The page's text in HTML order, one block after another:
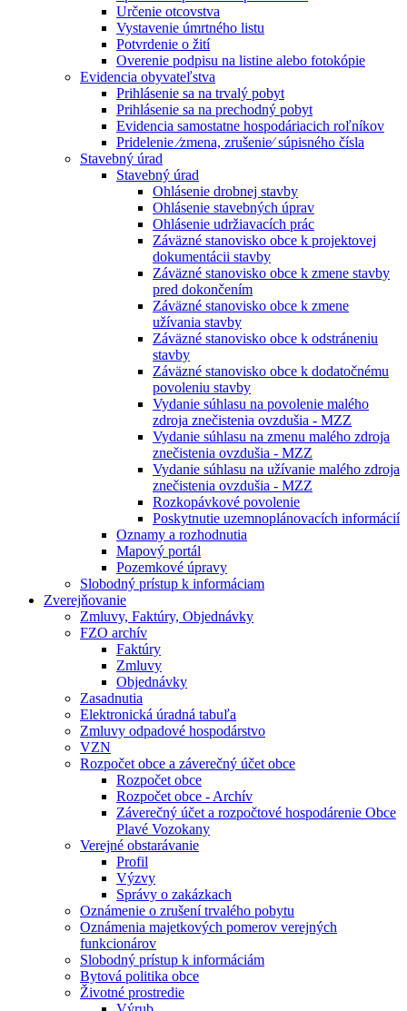
Určenie otcovstva
Vystavenie úmrtného listu
Potvrdenie o žití
Overenie podpisu na listine alebo fotokópie
Evidencia obyvateľstva
Prihlásenie sa na trvalý pobyt
Prihlásenie sa na prechodný pobyt
Evidencia samostatne hospodáriacich roľníkov
Pridelenie ⁄zmena, zrušenie⁄ súpisného čísla
Stavebný úrad
Stavebný úrad
Ohlásenie drobnej stavby
Ohlásenie stavebných úprav
Ohlásenie udržiavacích prác
Záväzné stanovisko obce k projektovej
dokumentácii stavby
Záväzné stanovisko obce k zmene stavby
pred dokončením
Záväzné stanovisko obce k zmene
užívania stavby
Záväzné stanovisko obce k odstráneniu
stavby
Záväzné stanovisko obce k dodatočnému
povoleniu stavby
Vydanie súhlasu na povolenie malého
zdroja znečistenia ovzdušia - MZZ
Vydanie súhlasu na zmenu malého zdroja
znečistenia ovzdušia - MZZ
Vydanie súhlasu na užívanie malého zdroja
znečistenia ovzdušia - MZZ
Rozkopávkové povolenie
Poskytnutie uzemnoplánovacích informácií
Oznamy a rozhodnutia
Mapový portál
Pozemkové úpravy
Slobodný prístup k informáciam
Zverejňovanie
Zmluvy, Faktúry, Objednávky
FZO archív
Faktúry
Zmluvy
Objednávky
Zasadnutia
Elektronická úradná tabuľa
Zmluvy odpadové hospodárstvo
VZN
Rozpočet obce a záverečný účet obce
Rozpočet obce
Rozpočet obce - Archív
Záverečný účet a rozpočtové hospodárenie Obce
Plavé Vozokany
Verejné obstarávanie
Profil
Výzvy
Správy o zakázkach
Oznámenie o zrušení trvalého pobytu
Oznámenia majetkových pomerov verejných
funkcionárov
Slobodný prístup k informáciám
Bytová politika obce
Životné prostredie